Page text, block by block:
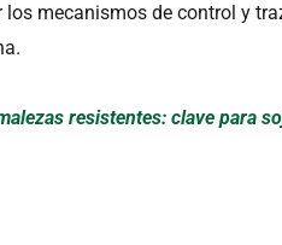
los mecanismos de control y
resistentes: clave para